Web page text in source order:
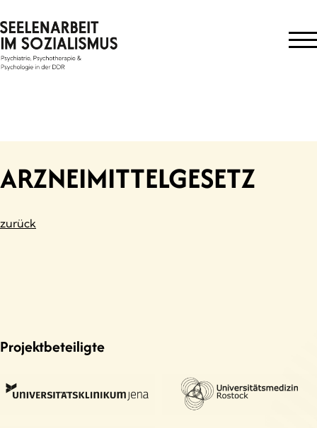
to
content
ARZNEIMITTELGESETZ
zurück
Projektbeteiligte